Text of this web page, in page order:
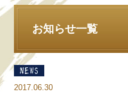
お知らせ一覧
2017.06.30